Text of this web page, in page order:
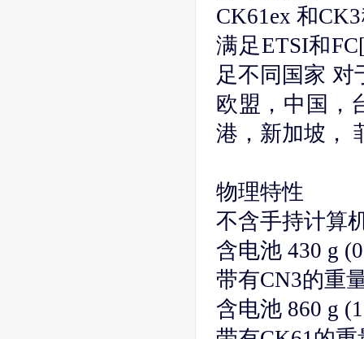
CK61ex 和
满足ETSI和
足不同国家 对
欧盟，中国，
港，新加坡，
物理特性
不含手持计算
含电池 430 g
带有CN3的重
含电池 860 g